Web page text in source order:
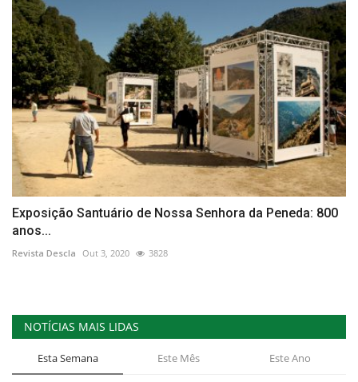
Exposição Santuário de Nossa Senhora da Peneda: 800
anos...
Revista Descla Out 3, 2020 3828
NOTÍCIAS MAIS LIDAS
Esta Semana Este Mês Este Ano